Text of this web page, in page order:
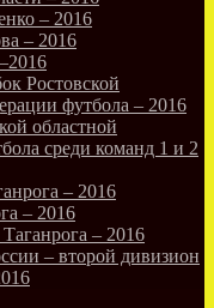
– 2016
– 2016
Ростовской
футбола – 2016
областной
среди команд 1 и 2
– 2016
– 2016
– 2016
– второй дивизион